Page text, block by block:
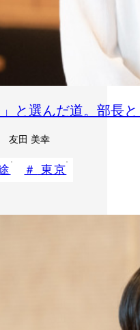
」と選んだ道。部長
友田 美幸
東京